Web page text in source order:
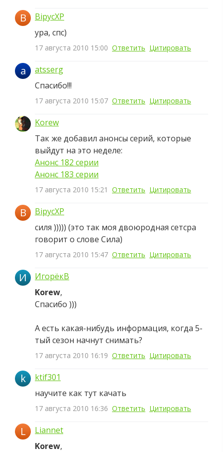
B
BipycXP
ура, спс)
17 августа 2010 15:00 Ответить Цитировать
a
atsserg
Спасибо!!!
17 августа 2010 15:07 Ответить Цитировать
Korew
Так же добавил анонсы серий, которые
выйдут на это неделе:
Анонс 182 серии
Анонс 183 серии
17 августа 2010 15:21 Ответить Цитировать
B
BipycXP
силя ))))) (это так моя двоюродная сетсра
говорит о слове Сила)
17 августа 2010 15:47 Ответить Цитировать
И
ИгорёкВ
Korew,
Спасибо )))
А есть какая-нибудь информация, когда 5-
тый сезон начнут снимать?
17 августа 2010 16:19 Ответить Цитировать
k
ktif301
научите как тут качать
17 августа 2010 16:36 Ответить Цитировать
L
Liannet
Korew,